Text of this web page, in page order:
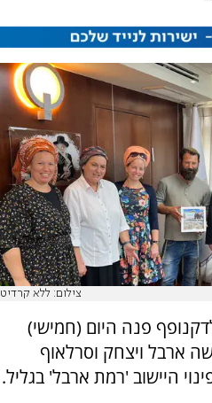
צילום: ללא קרדיט
פנה היום (חמישי)
ארבל ויצחק וסרלאוף
היישוב 'רמת ארבל' בגליל.